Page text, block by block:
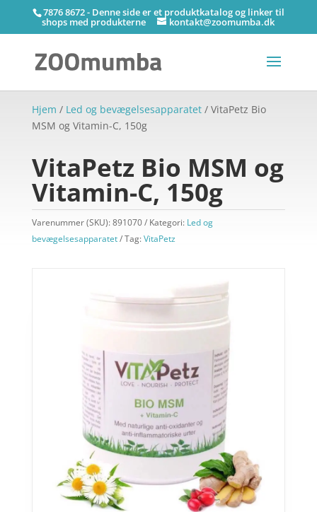
7876 8672 - Denne side er et produktkatalog og linker til
shops med produkterne kontakt@zoomumba.dk
Hjem / Led og bevægelsesapparatet/ VitaPetz Bio
MSM og Vitamin-C, 150g
VitaPetz Bio MSM og
Vitamin-C, 150g
Varenummer (SKU):891070 Kategori: Led og
bevægelsesapparatet
Tag:VitaPetz